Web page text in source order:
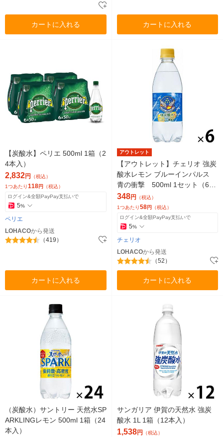
カートに入れる カートに入れる
【炭酸水】ペリエ 500ml 1箱（2
4本入）
2,832円
（税込）
1つあたり118円 （税込）
ログイン&全額PayPay支払いで
5%
ペリエ
LOHACOから発送
（419）
カートに入れる
アウトレット
【アウトレット】チェリオ 強炭
酸水レモン ブルーインパルス
青の衝撃 500ml 1セット（6
本：1本×6） ソーダ 天然水
348円
（税込）
1つあたり58円 （税込）
ログイン&全額PayPay支払いで
5%
チェリオ
LOHACOから発送
（52）
カートに入れる
（炭酸水）サントリー 天然水SP
ARKLINGレモン 500ml 1箱（24
本入）
サンガリア 伊賀の天然水 強炭
酸水 1L 1箱（12本入）
1,538円 （税込）